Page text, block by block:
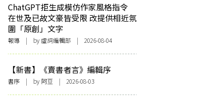
ChatGPT拒生成模仿作家風格指令
在世及已故文豪皆受限 改提供相近氛
圍「原創」文字
報導 | by 虛詞編輯部 | 2026-08-04
【新書】《賣書者言》編輯序
書序 | by 阿豆 | 2026-08-03